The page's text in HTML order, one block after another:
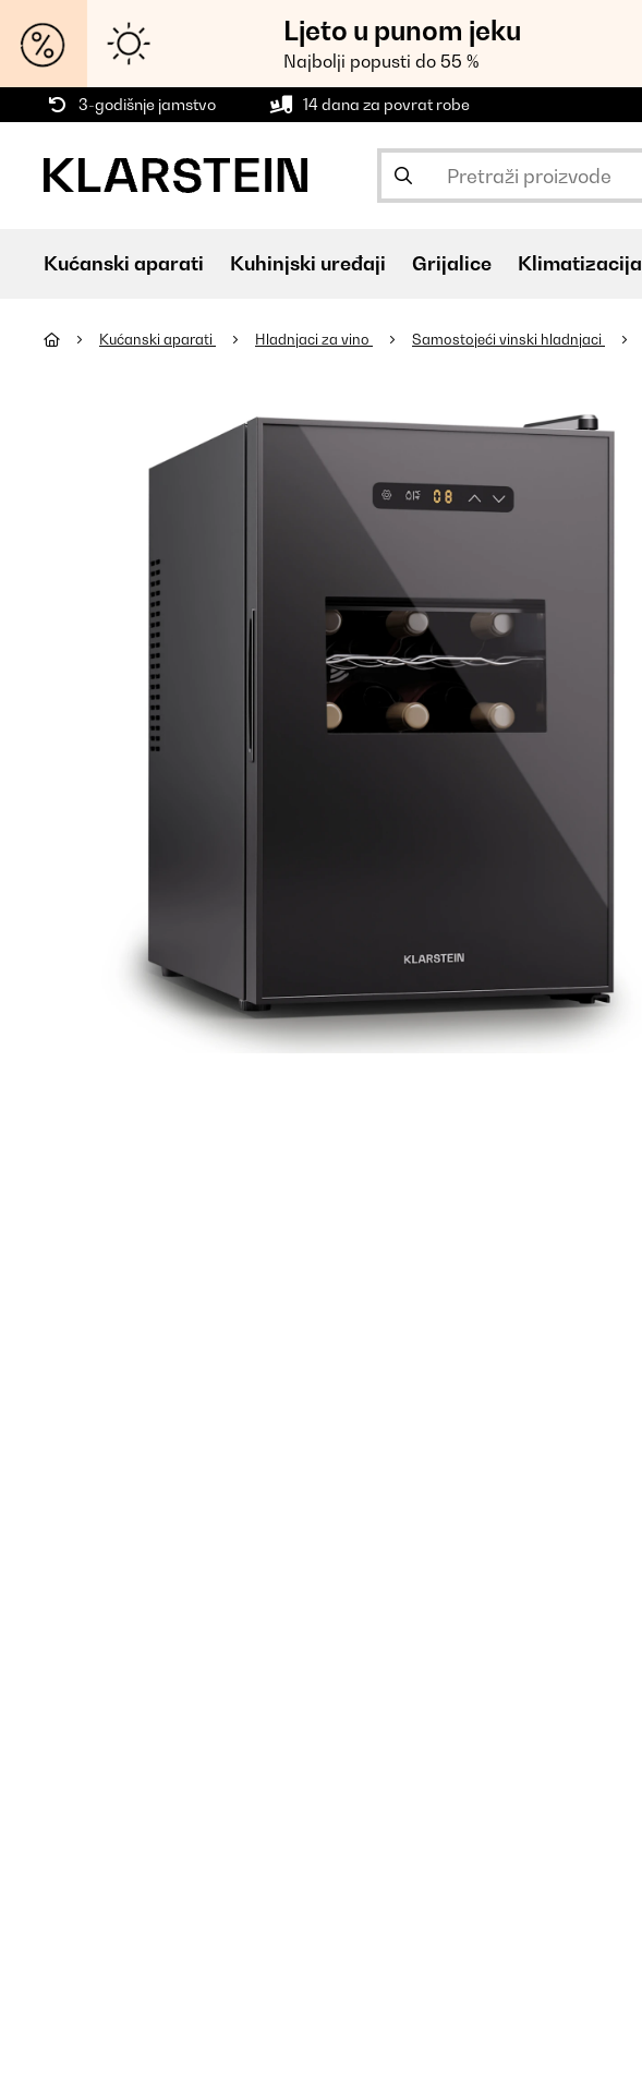
Ljeto u punom jeku
Najbolji popusti do 55 %
3-godišnje jamstvo 14 dana za povrat robe
Kućanski aparati Kuhinjski uređaji Grijalice Klimatizacija
Kućanski aparati Hladnjaci za vino Samostojeći vinski hladnjaci